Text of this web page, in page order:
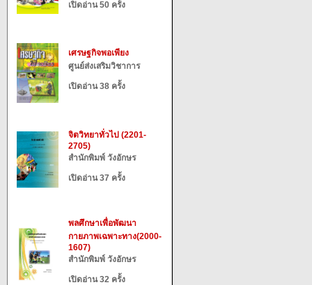
เปิดอ่าน 50 ครั้ง
เศรษฐกิจพอเพียง
ศูนย์ส่งเสริมวิชาการ
เปิดอ่าน 38 ครั้ง
จิตวิทยาทั่วไป (2201-
2705)
สำนักพิมพ์ วังอักษร
เปิดอ่าน 37 ครั้ง
พลศึกษาเพื่อพัฒนา
กายภาพเฉพาะทาง(2000-
1607)
สำนักพิมพ์ วังอักษร
เปิดอ่าน 32 ครั้ง